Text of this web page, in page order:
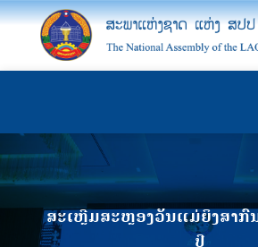
ສະເຫຼີມສະຫຼອງວັນແມ່ຍິງສາກົ
ປີ